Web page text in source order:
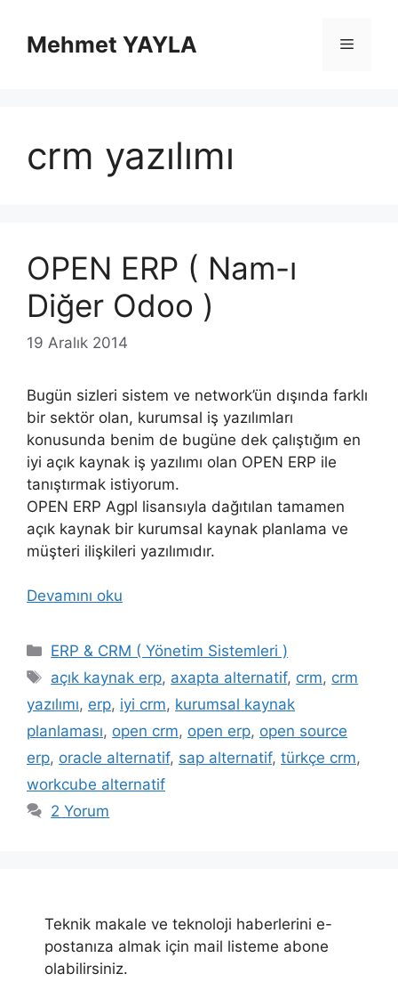
Mehmet YAYLA Menü
crm yazılımı
OPEN ERP ( Nam-ı
Diğer Odoo )
19 Aralık 2014
Bugün sizleri sistem ve network’ün dışında farklı
bir sektör olan, kurumsal iş yazılımları
konusunda benim de bugüne dek çalıştığım en
iyi açık kaynak iş yazılımı olan OPEN ERP ile
tanıştırmak istiyorum.
OPEN ERP Agpl lisansıyla dağıtılan tamamen
açık kaynak bir kurumsal kaynak planlama ve
müşteri ilişkileri yazılımıdır.
Devamını oku
Kategoriler
ERP & CRM ( Yönetim Sistemleri )
Etiketler
açık kaynak erp, axapta alternatif, crm, crm
yazılımı, erp, iyi crm, kurumsal kaynak
planlaması, open crm, open erp, open source
erp, oracle alternatif, sap alternatif, türkçe crm,
workcube alternatif
2 Yorum
Teknik makale ve teknoloji haberlerini e-
postanıza almak için mail listeme abone
olabilirsiniz.